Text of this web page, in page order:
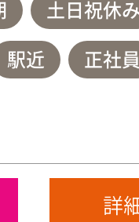
土日祝休
駅近 正社
詳